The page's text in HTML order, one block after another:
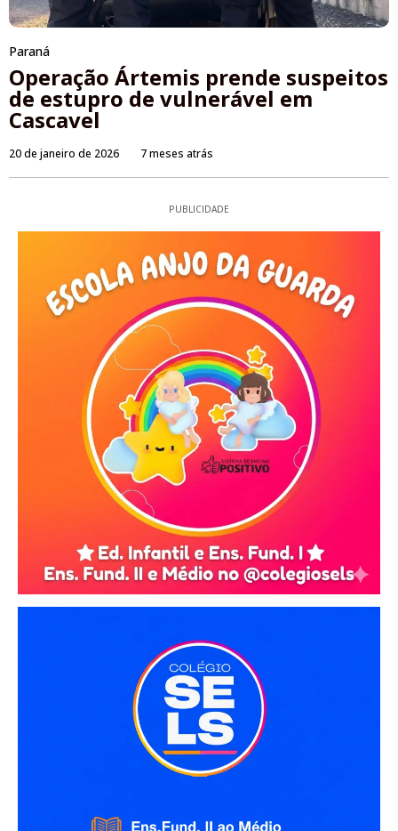
Paraná
Operação Ártemis prende suspeitos
de estupro de vulnerável em
Cascavel
20 de janeiro de 2026 7 meses atrás
PUBLICIDADE